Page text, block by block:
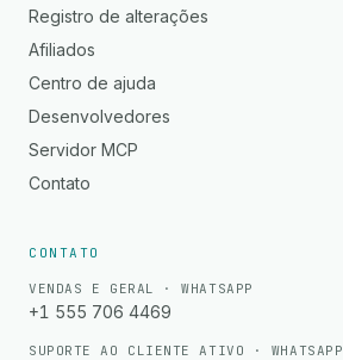
Registro de alterações
Afiliados
Centro de ajuda
Desenvolvedores
Servidor MCP
Contato
CONTATO
VENDAS E GERAL · WHATSAPP
+1 555 706 4469
SUPORTE AO CLIENTE ATIVO · WHATSAPP